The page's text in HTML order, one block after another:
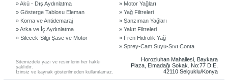
Sitemizdeki yazı ve resimlerin her hakkı
saklıdır.
İzinsiz ve kaynak gösterilmeden kullanılamaz.
Horozluhan Mahallesi, Baykara
Plaza, Elmadağı Sokak. No:77 D:E,
42110 Selçuklu/Konya
» Akü - Dış Aydınlatma
» Gösterge Tablosu Eleman
» Korna ve Antidemaraj
» Arka ve İç Aydınlatma
» Silecek-Silgi Şase ve Motor
» Motor Yağları
» Yağ Filtreleri
» Şanzıman Yağları
» Yakıt Filtreleri
» Fren Hidrolik Yağ
» Sprey-Cam Suyu-Sıvı Conta